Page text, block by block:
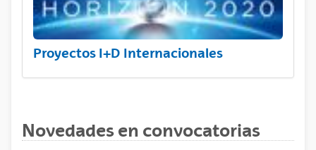
Proyectos I+D Internacionales
Novedades en convocatorias